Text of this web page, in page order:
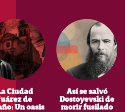
Ciudad
de
Un oasis
Así se salvó
Dostoyevski de
morir fusilado